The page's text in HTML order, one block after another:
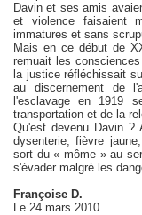
Davin et ses amis
et violence faisaient
immatures et sans
Mais en ce début de
remuait les
la justice réfléchissait
au discernement de
l'esclavage en 1919
transportation et de la
Qu'est devenu Davin ?
dysenterie, fièvre
sort du « môme » au
s'évader malgré les
Françoise D.
Le 24 mars 2010